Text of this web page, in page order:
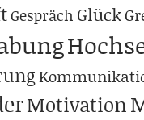
Gespräch Glück
Motivation